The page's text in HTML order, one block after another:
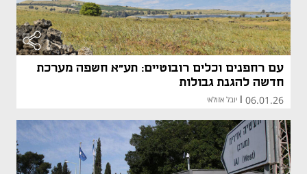
עם רחפנים וכלים רובוטיים: תע"א חשפה מערכת
חדשה להגנת גבולות
06.01.26
| יובל אזולאי